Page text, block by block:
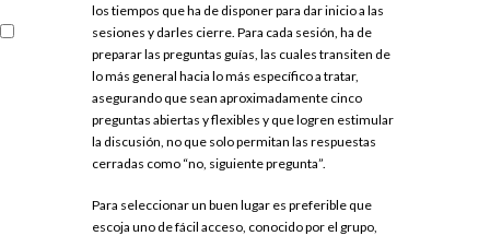
los tiempos que ha de disponer para dar inicio a las
sesiones y darles cierre. Para cada sesión, ha de
preparar las preguntas guías, las cuales transiten de
lo más general hacia lo más específico a tratar,
asegurando que sean aproximadamente cinco
preguntas abiertas y flexibles y que logren estimular
la discusión, no que solo permitan las respuestas
cerradas como “no, siguiente pregunta”.
Para seleccionar un buen lugar es preferible que
escoja uno de fácil acceso, conocido por el grupo,